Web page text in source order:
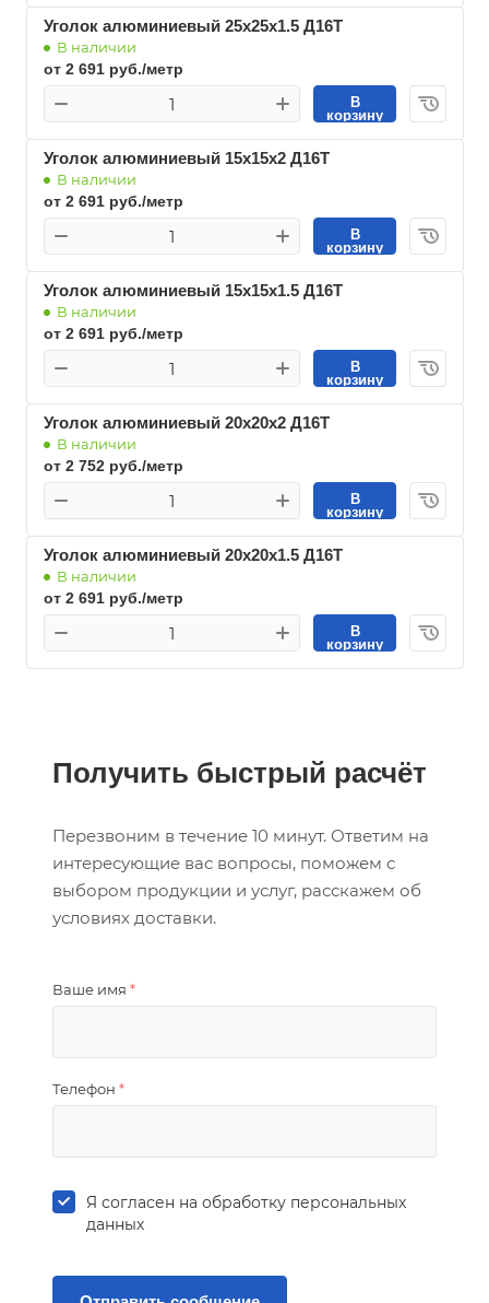
Уголок алюминиевый 25х25х1.5 Д16Т
В наличии
от 2 691 руб./метр
В
корзину
Уголок алюминиевый 15х15х2 Д16Т
В наличии
от 2 691 руб./метр
В
корзину
Уголок алюминиевый 15х15х1.5 Д16Т
В наличии
от 2 691 руб./метр
В
корзину
Уголок алюминиевый 20х20х2 Д16Т
В наличии
от 2 752 руб./метр
В
корзину
Уголок алюминиевый 20х20х1.5 Д16Т
В наличии
от 2 691 руб./метр
В
корзину
Получить быстрый расчёт
Перезвоним в течение 10 минут. Ответим на
интересующие вас вопросы, поможем с
выбором продукции и услуг, расскажем об
условиях доставки.
Ваше имя *
Телефон *
Я согласен на обработку персональных
данных